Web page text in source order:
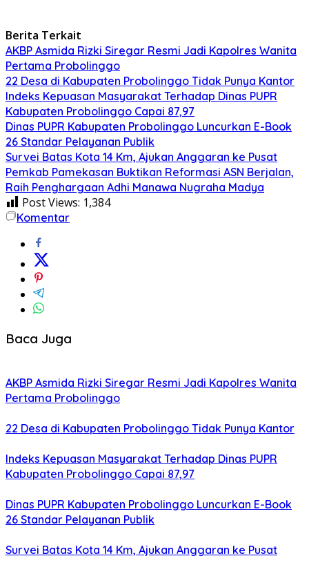
Berita Terkait
AKBP Asmida Rizki Siregar Resmi Jadi Kapolres Wanita
Pertama Probolinggo
22 Desa di Kabupaten Probolinggo Tidak Punya Kantor
Indeks Kepuasan Masyarakat Terhadap Dinas PUPR
Kabupaten Probolinggo Capai 87,97
Dinas PUPR Kabupaten Probolinggo Luncurkan E-Book
26 Standar Pelayanan Publik
Survei Batas Kota 14 Km, Ajukan Anggaran ke Pusat
Pemkab Pamekasan Buktikan Reformasi ASN Berjalan,
Raih Penghargaan Adhi Manawa Nugraha Madya
Post Views: 1,384
Komentar
Baca Juga
AKBP Asmida Rizki Siregar Resmi Jadi Kapolres Wanita
Pertama Probolinggo
22 Desa di Kabupaten Probolinggo Tidak Punya Kantor
Indeks Kepuasan Masyarakat Terhadap Dinas PUPR
Kabupaten Probolinggo Capai 87,97
Dinas PUPR Kabupaten Probolinggo Luncurkan E-Book
26 Standar Pelayanan Publik
Survei Batas Kota 14 Km, Ajukan Anggaran ke Pusat